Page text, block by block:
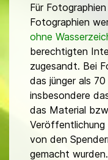
Für
Fotographien
ohne
berechtigten
zugesandt. Bei
das jünger als
insbesondere
das Material
Veröffentlichung
von den
gemacht